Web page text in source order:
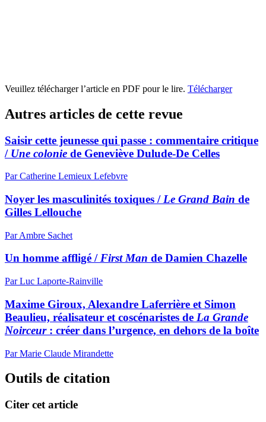
Veuillez télécharger l’article en PDF pour le lire. Télécharger
Autres articles de cette revue
Saisir cette jeunesse qui passe : commentaire critique
/ Une colonie de Geneviève Dulude-De Celles
Par Catherine Lemieux Lefebvre
Noyer les masculinités toxiques / Le Grand Bain de
Gilles Lellouche
Par Ambre Sachet
Un homme affligé /First Man de Damien Chazelle
Par Luc Laporte-Rainville
Maxime Giroux, Alexandre Laferrière et Simon
Beaulieu, réalisateur et coscénaristes de La Grande
Noirceur: créer dans l’urgence, en dehors de la boîte
Par Marie Claude Mirandette
Outils de citation
Citer cet article